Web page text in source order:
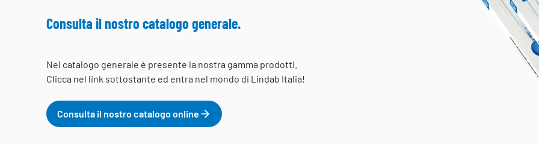
Consulta il nostro catalogo generale.
Nel catalogo generale è presente la nostra gamma prodotti.
Clicca nel link sottostante ed entra nel mondo di Lindab Italia!
Consulta il nostro catalogo online